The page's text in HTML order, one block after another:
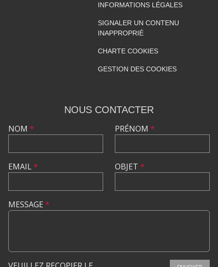
INFORMATIONS LÉGALES
SIGNALER UN CONTENU
INAPPROPRIÉ
CHARTE COOKIES
GESTION DES COOKIES
NOUS CONTACTER
NOM *
EMAIL*
PRÉNOM *
OBJET *
MESSAGE *